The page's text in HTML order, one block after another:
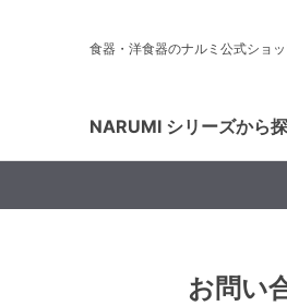
食器・洋食器のナルミ公式ショ
NARUMI シリーズから
お問い